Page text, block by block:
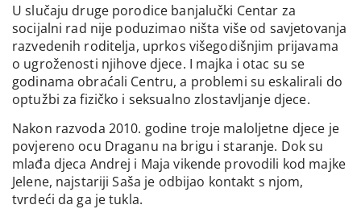
U slučaju druge porodice banjalučki Centar za
socijalni rad nije poduzimao ništa više od savjetovanja
razvedenih roditelja, uprkos višegodišnjim prijavama
o ugroženosti njihove djece. I majka i otac su se
godinama obraćali Centru, a problemi su eskalirali do
optužbi za fizičko i seksualno zlostavljanje djece.
Nakon razvoda 2010. godine troje maloljetne djece je
povjereno ocu Draganu na brigu i staranje. Dok su
mlađa djeca Andrej i Maja vikende provodili kod majke
Jelene, najstariji Saša je odbijao kontakt s njom,
tvrdeći da ga je tukla.